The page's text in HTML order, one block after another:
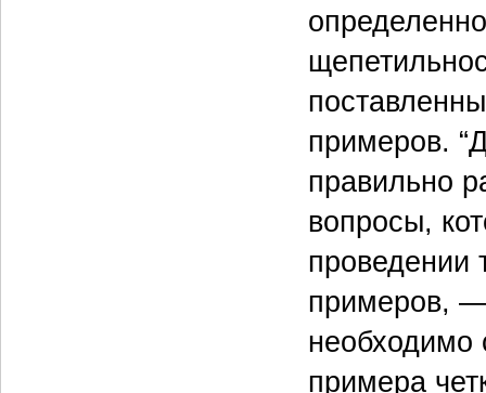
примеров.
правильно
вопросы,
проведении
примеров, —
необходимо
примера